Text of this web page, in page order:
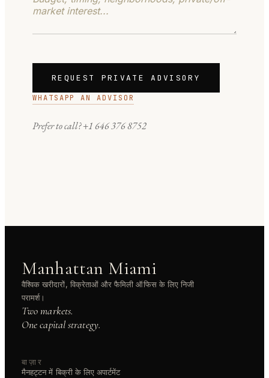
REQUEST PRIVATE ADVISORY
WHATSAPP AN ADVISOR
Prefer to call?+1 646 376 8752
Manhattan Miami
वैश्विक खरीदारों, विक्रेताओं और फैमिली ऑफिस के लिए निजी
परामर्श।
Two markets.
One capital strategy.
बाज़ार
मैनहट्टन में बिक्री के लिए अपार्टमेंट